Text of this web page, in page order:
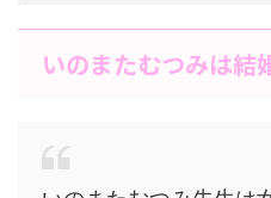
いのまたむつみは結